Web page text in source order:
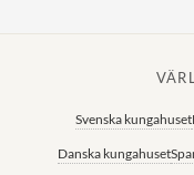
Svenska kungahuset
Danska kungahuset